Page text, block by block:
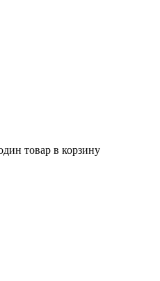
товар в корзину